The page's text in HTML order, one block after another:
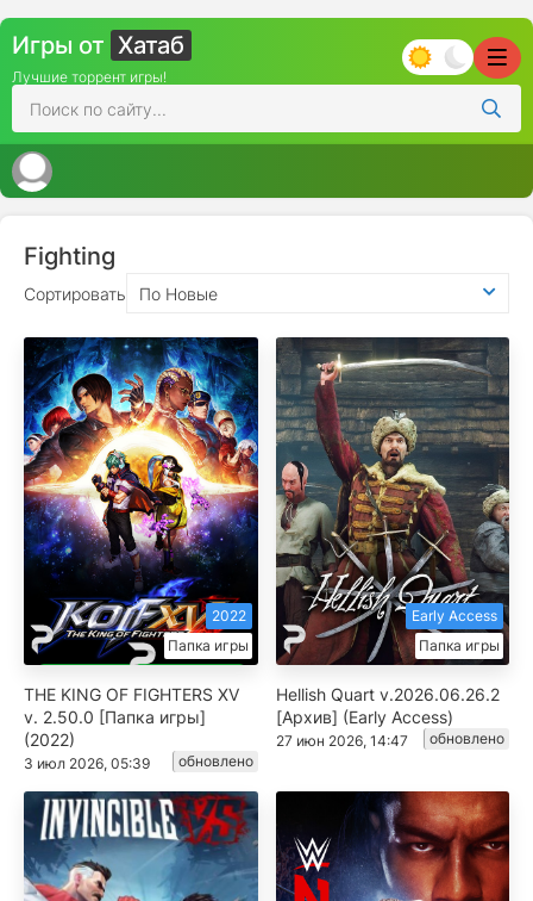
Игры от Хатаб
Лучшие торрент игры!
Fighting
Сортировать По Новые
Папка игры
2022
THE KING OF FIGHTERS XV
v. 2.50.0 [Папка игры]
(2022)
3 июл 2026, 05:39 обновлено
Папка игры
Early Access
Hellish Quart v.2026.06.26.2
[Архив] (Early Access)
27 июн 2026, 14:47 обновлено